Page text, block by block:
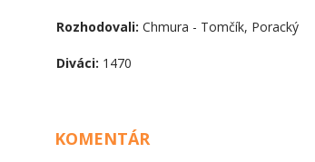
Rozhodovali: Chmura - Tomčík, Poracký
Diváci: 1470
KOMENTÁR